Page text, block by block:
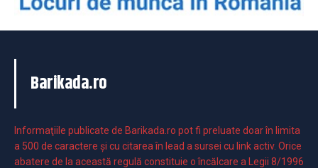
Barikada.ro
Informaţiile publicate de Barikada.ro pot fi preluate doar în limita
a 500 de caractere şi cu citarea în lead a sursei cu link activ. Orice
abatere de la această regulă constituie o încălcare a Legii 8/1996